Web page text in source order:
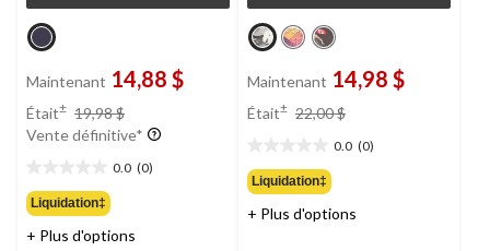
Maintenant 14,88 $
Était± 19,98 $
était
Vente définitive*
0.0 (0)
étoile(s)
sur
5.
Liquidation‡
+ Plus d'options
Maintenant 14,98 $
Était± 22,00 $
22,00 $
0.0 (0)
étoile(s)
sur
5.
Liquidation‡
+ Plus d'options